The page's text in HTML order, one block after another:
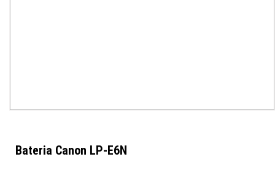
Bateria Canon LP-E6N